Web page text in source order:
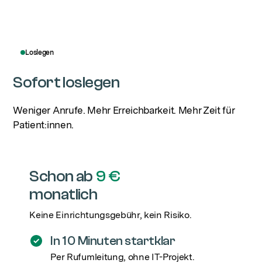
Loslegen
Sofort loslegen
Weniger Anrufe. Mehr Erreichbarkeit. Mehr Zeit für
Patient:innen.
Schon ab 9 €
monatlich
Keine Einrichtungsgebühr, kein Risiko.
In 10 Minuten startklar
Per Rufumleitung, ohne IT-Projekt.